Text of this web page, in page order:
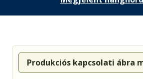
Produkciós kapcsolati ábra